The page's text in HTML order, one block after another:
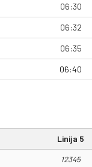
06:30
06:32
06:35
06:40
Linija 5
12345